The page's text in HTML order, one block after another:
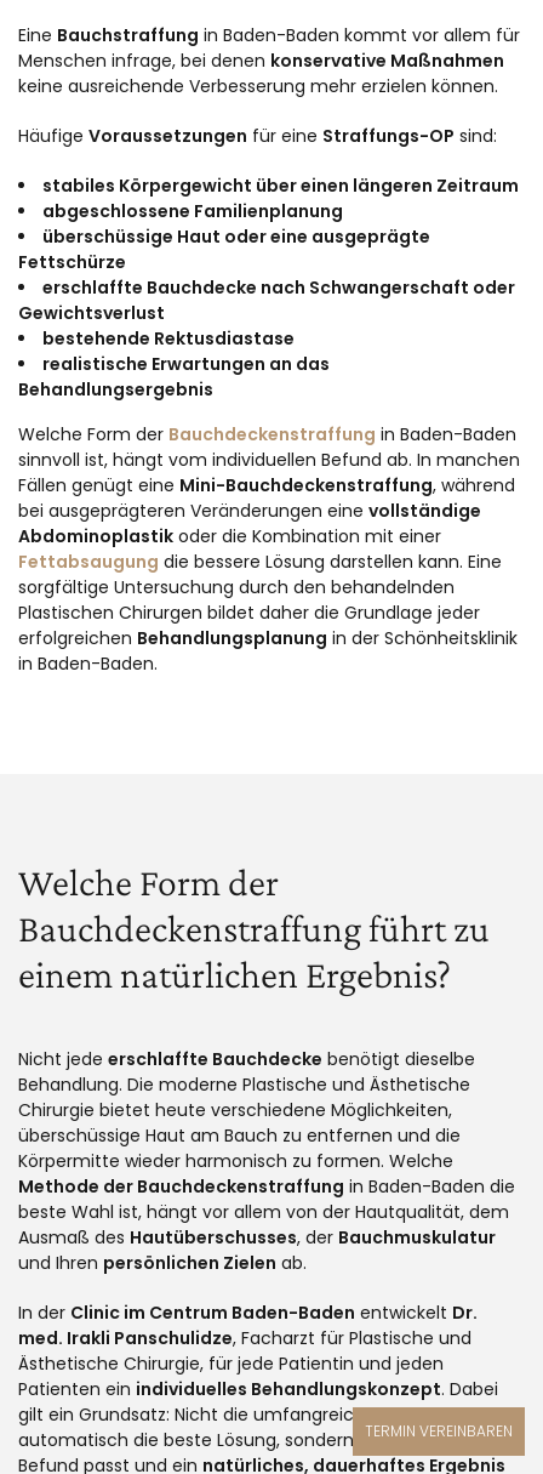
Eine Bauchstraffung in Baden-Baden kommt vor allem für
Menschen infrage, bei denen konservative Maßnahmen
keine ausreichende Verbesserung mehr erzielen können.
Häufige Voraussetzungen für eine Straffungs-OP sind:
stabiles Körpergewicht über einen längeren Zeitraum
abgeschlossene Familienplanung
überschüssige Haut oder eine ausgeprägte
Fettschürze
erschlaffte Bauchdecke nach Schwangerschaft oder
Gewichtsverlust
bestehende Rektusdiastase
realistische Erwartungen an das
Behandlungsergebnis
Welche Form der Bauchdeckenstraffung in Baden-Baden
sinnvoll ist, hängt vom individuellen Befund ab. In manchen
Fällen genügt eine Mini-Bauchdeckenstraffung, während
bei ausgeprägteren Veränderungen eine vollständige
Abdominoplastik oder die Kombination mit einer
Fettabsaugung die bessere Lösung darstellen kann. Eine
sorgfältige Untersuchung durch den behandelnden
Plastischen Chirurgen bildet daher die Grundlage jeder
erfolgreichen Behandlungsplanung in der Schönheitsklinik
in Baden-Baden.
Welche Form der
Bauchdeckenstraffung führt zu
einem natürlichen Ergebnis?
Nicht jede erschlaffte Bauchdecke benötigt dieselbe
Behandlung. Die moderne Plastische und Ästhetische
Chirurgie bietet heute verschiedene Möglichkeiten,
überschüssige Haut am Bauch zu entfernen und die
Körpermitte wieder harmonisch zu formen. Welche
Methode der Bauchdeckenstraffung in Baden-Baden die
beste Wahl ist, hängt vor allem von der Hautqualität, dem
Ausmaß des Hautüberschusses, der Bauchmuskulatur
und Ihren persönlichen Zielen ab.
In der Clinic im Centrum Baden-Baden entwickelt Dr.
med. Irakli Panschulidze, Facharzt für Plastische und
Ästhetische Chirurgie, für jede Patientin und jeden
Patienten ein individuelles Behandlungskonzept. Dabei
gilt ein Grundsatz: Nicht die umfangreichste Operation ist
automatisch die beste Lösung, sondern diejenige, die zum
Befund passt und ein natürliches, dauerhaftes Ergebnis
TERMIN VEREINBAREN